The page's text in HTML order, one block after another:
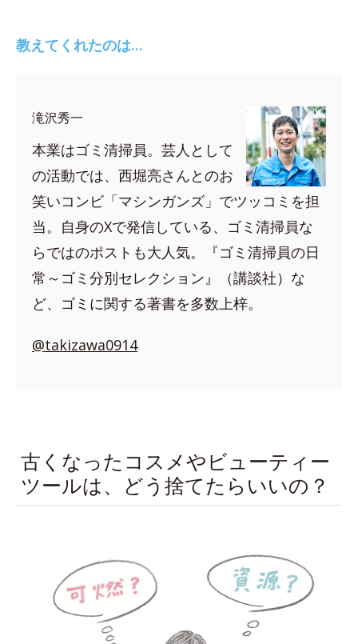
教えてくれたのは…
滝沢秀一
本業はゴミ清掃員。芸人として
の活動では、西堀亮さんとのお
笑いコンビ「マシンガンズ」でツッコミを担
当。自身のXで発信している、ゴミ清掃員な
らではのポストも大人気。『ゴミ清掃員の日
常～ゴミ分別セレクション』（講談社）な
ど、ゴミに関する著書を多数上梓。
@takizawa0914
古くなったコスメやビューティー
ツールは、どう捨てたらいいの？